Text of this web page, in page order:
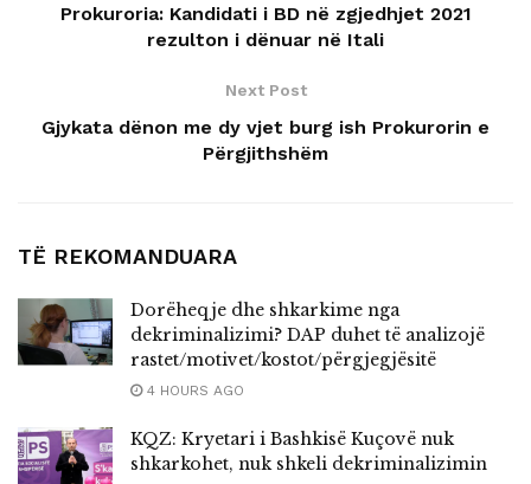
Prokuroria: Kandidati i BD në zgjedhjet 2021
rezulton i dënuar në Itali
Next Post
Gjykata dënon me dy vjet burg ish Prokurorin e
Përgjithshëm
TË REKOMANDUARA
Dorëheqje dhe shkarkime nga
dekriminalizimi? DAP duhet të analizojë
rastet/motivet/kostot/përgjegjësitë
4 HOURS AGO
KQZ: Kryetari i Bashkisë Kuçovë nuk
shkarkohet, nuk shkeli dekriminalizimin